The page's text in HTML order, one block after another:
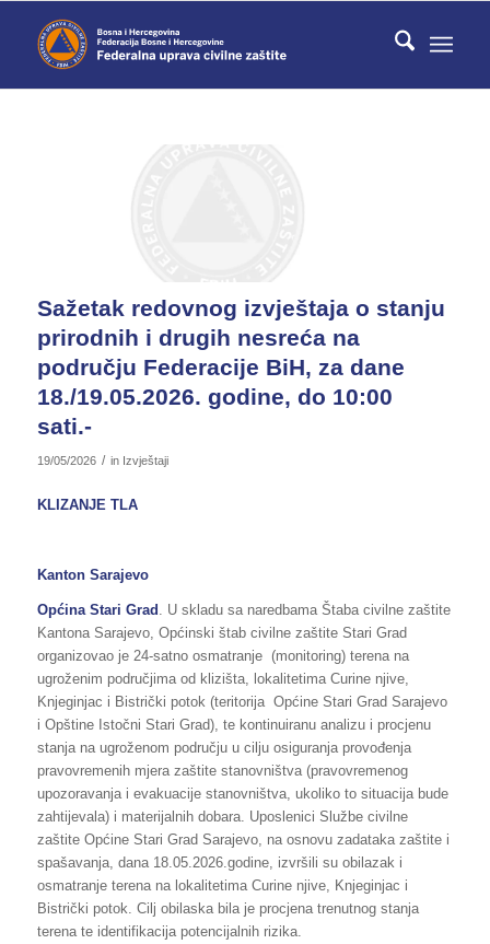
Sažetak redovnog izvještaja o stanju
prirodnih i drugih nesreća na
području Federacije BiH, za dane
18./19.05.2026. godine, do 10:00
sati.-
19/05/2026 / in Izvještaji
KLIZANJE TLA
Kanton Sarajevo
Općina Stari Grad
. U skladu sa naredbama Štaba civilne zaštite
Kantona Sarajevo, Općinski štab civilne zaštite Stari Grad
organizovao je 24-satno osmatranje (monitoring) terena na
ugroženim područjima od klizišta, lokalitetima Curine njive,
Knjeginjac i Bistrički potok (teritorija Općine Stari Grad Sarajevo
i Opštine Istočni Stari Grad), te kontinuiranu analizu i procjenu
stanja na ugroženom području u cilju osiguranja provođenja
pravovremenih mjera zaštite stanovništva (pravovremenog
upozoravanja i evakuacije stanovništva, ukoliko to situacija bude
zahtijevala) i materijalnih dobara. Uposlenici Službe civilne
zaštite Općine Stari Grad Sarajevo, na osnovu zadataka zaštite i
spašavanja, dana 18.05.2026.godine, izvršili su obilazak i
osmatranje terena na lokalitetima Curine njive, Knjeginjac i
Bistrički potok. Cilj obilaska bila je procjena trenutnog stanja
terena te identifikacija potencijalnih rizika.